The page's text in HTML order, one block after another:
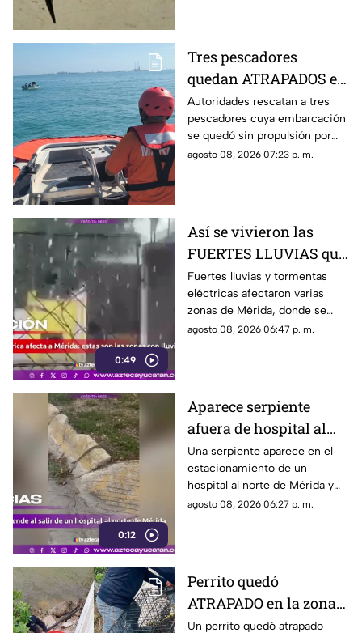
Tres pescadores
quedan ATRAPADOS en
altamar tras falla
mecánica; esto pasó al
final
Autoridades rescatan a tres
pescadores cuya embarcación
se quedó sin propulsión por
una falla mecánica cerca de la
agosto 08, 2026 07:23 p. m.
0:49
Así se vivieron las
FUERTES LLUVIAS que
azotaron Mérida este
sábado 8 de agosto
Fuertes lluvias y tormentas
eléctricas afectaron varias
zonas de Mérida, donde se
reportan rayos, viento y
agosto 08, 2026 06:47 p. m.
0:12
Aparece serpiente
afuera de hospital al
norte de Mérida y
causa temor
Una serpiente aparece en el
estacionamiento de un
hospital al norte de Mérida y
cruza hacia la vía pública ante
agosto 08, 2026 06:27 p. m.
Perrito quedó
ATRAPADO en la zona
de manglares de
Un perrito quedó atrapado